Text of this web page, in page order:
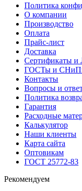
Политика
О компании
Производство
Оплата
Прайс-лист
Доставка
Сертификаты и
ГОСТы и
Контакты
Вопросы и
Политика
Гарантия
Расходные
Калькулятор
Наши клиенты
Карта сайта
Оптовикам
ГОСТ 25772-83
Рекомендуем